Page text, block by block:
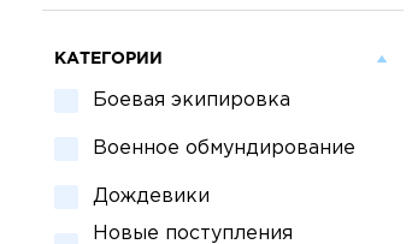
КАТЕГОРИИ
Боевая экипировка
Военное обмундирование
Дождевики
Новые поступления